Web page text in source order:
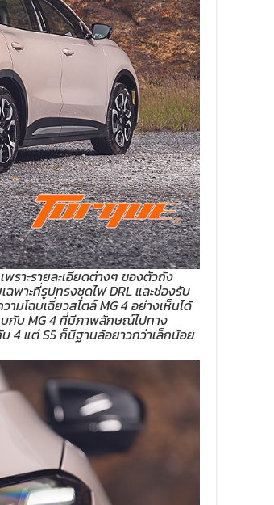
พราะรายละเอียดต่างๆ ของตัวถัง
พาะที่รูปทรงชุดไฟ DRL และช่องรับ
โฉบเฉี่ยวสไตล์ MG 4 อย่างเห็นได้
กับ MG 4 ที่มีภาพลักษณ์ไปทาง
4 แต่ S5 ก็มีฐานล้อยาวกว่าเล็กน้อย